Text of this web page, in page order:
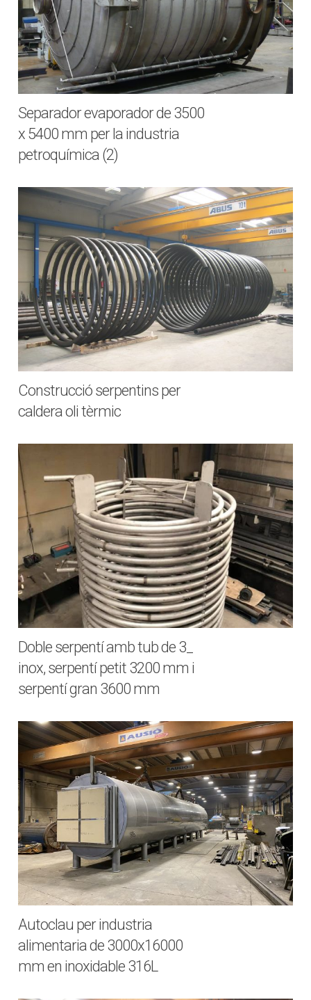
Separador evaporador de 3500
x 5400 mm per la industria
petroquímica (2)
Construcció serpentins per
caldera oli tèrmic
Doble serpentí amb tub de 3_
inox, serpentí petit 3200 mm i
serpentí gran 3600 mm
Autoclau per industria
alimentaria de 3000x16000
mm en inoxidable 316L